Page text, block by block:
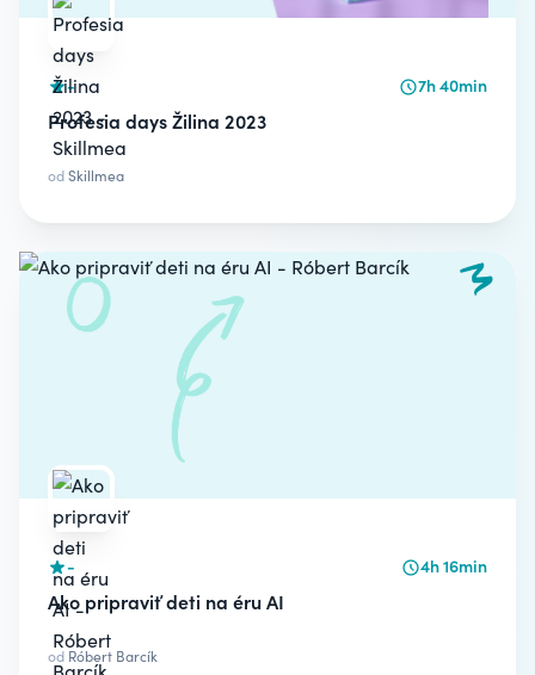
- 7h 40min
Profesia days Žilina 2023
odSkillmea
- 4h 16min
Ako pripraviť deti na éru AI
od Róbert Barcík